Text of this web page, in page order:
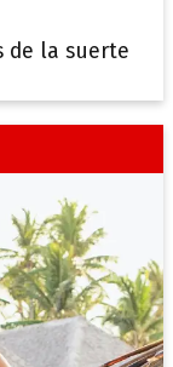
de la suerte